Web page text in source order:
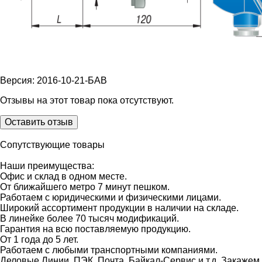
Версия: 2016-10-21-БАВ
Отзывы на этот товар пока отсутствуют.
Оставить отзыв
Сопутствующие товары
Наши преимущества:
Офис и склад в одном месте.
От ближайшего метро 7 минут пешком.
Работаем с юридическими и физическими лицами.
Широкий ассортимент продукции в наличии на складе.
В линейке более 70 тысяч модификаций.
Гарантия на всю поставляемую продукцию.
От 1 года до 5 лет.
Работаем с любыми транспортными компаниями.